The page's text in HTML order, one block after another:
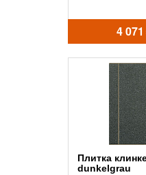
4 071
Плитка клинкерная Anthrazit
dunkelgrau